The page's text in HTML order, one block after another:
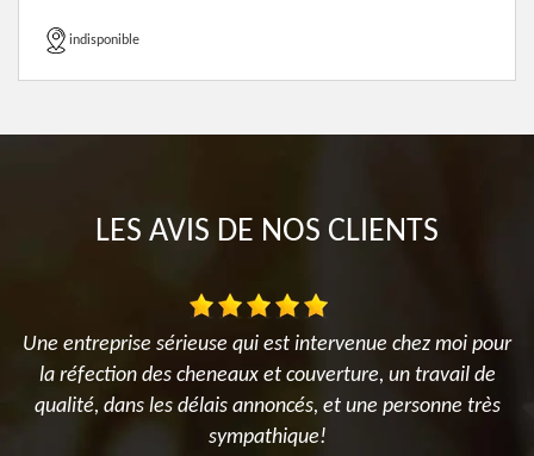
indisponible
LES AVIS DE NOS CLIENTS
Une entreprise sérieuse qui est intervenue chez moi pour
la réfection des cheneaux et couverture, un travail de
qualité, dans les délais annoncés, et une personne très
sympathique!